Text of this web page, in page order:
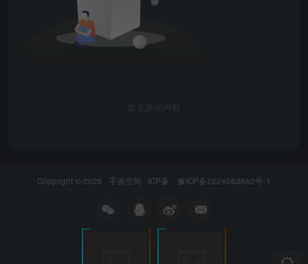
暂无评论内容
Copyright © 2025 · 手游空间 · ICP备： 豫ICP备2024083862号-1